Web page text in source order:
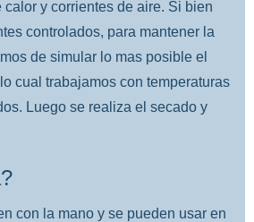
y corrientes de aire. Si bien
controlados, para mantener la
de simular lo mas posible el
cual trabajamos con temperaturas
Luego se realiza el secado y
con la mano y se pueden usar en